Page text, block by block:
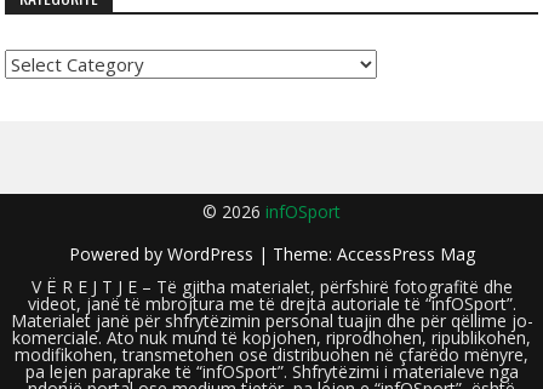
Kategoritë
© 2026 infOSport
Powered by WordPress | Theme: AccessPress Mag
V Ë R E J T J E – Të gjitha materialet, përfshirë fotografitë dhe
videot, janë të mbrojtura me të drejta autoriale të “infOSport”.
Materialet janë për shfrytëzimin personal tuajin dhe për qëllime jo-
komerciale. Ato nuk mund të kopjohen, riprodhohen, ripublikohen,
modifikohen, transmetohen ose distribuohen në çfarëdo mënyre,
pa lejen paraprake të “infOSport”. Shfrytëzimi i materialeve nga